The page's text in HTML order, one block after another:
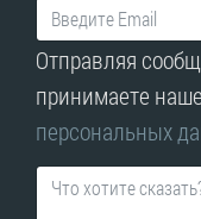
Отправляя
принимаете наше
персональных